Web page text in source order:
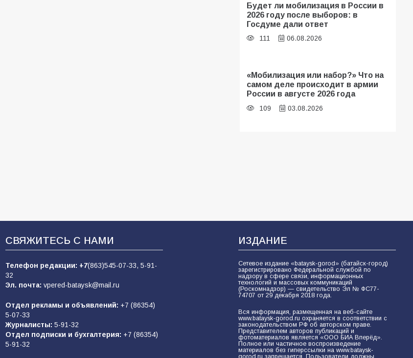
Будет ли мобилизация в России в
2026 году после выборов: в
Госдуме дали ответ
111 06.08.2026
«Мобилизация или набор?» Что на
самом деле происходит в армии
России в августе 2026 года
109 03.08.2026
108
В детском саду № 35 дети
освоили строительные профессии
в ходе спортивного праздника
90 07.08.2026
Батайским спортсменам вручили
награды
СВЯЖИТЕСЬ С НАМИ
Телефон редакции: +7(863)545-07-33, 5-91-
32
Эл. почта: vpered-bataysk@mail.ru
Отдел рекламы и объявлений: +7 (86354)
5-07-33
Журналисты: 5-91-32
Отдел подписки и бухгалтерия: +7 (86354)
5-91-32
ИЗДАНИЕ
Сетевое издание «bataysk-gorod» (батайск-город)
зарегистрировано Федеральной службой по
надзору в сфере связи, информационных
технологий и массовых коммуникаций
(Роскомнадзор) — свидетельство Эл № ФС77-
74707 от 29 декабря 2018 года.
Вся информация, размещенная на веб-сайте
www.bataysk-gorod.ru охраняется в соответствии с
законодательством РФ об авторском праве.
Представителем авторов публикаций и
фотоматериалов является «ООО БИА Вперёд».
Полное или частичное воспроизведение
материалов без гиперссылки на www.bataysk-
gorod.ru запрещается. Пользователи должны